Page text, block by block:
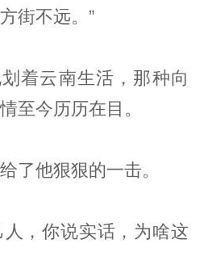
街不远。”
着云南生活，那种向
至今历历在目。
了他狠狠的一击。
，你说实话，为啥这